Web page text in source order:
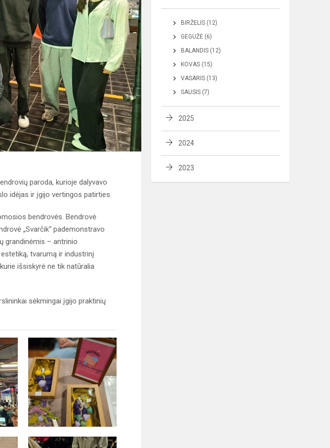
paroda, kurioje dalyvavo
idėjas ir įgijo vertingos patirties.
bendrovės. Bendrovė
„Svarčik“ pademonstravo
grandinėmis – antrinio
tvarumą ir industrinį
išsiskyrė ne tik natūralia
sėkmingai įgijo praktinių
BIRŽELIS (12)
GEGUŽĖ (6)
BALANDIS (12)
KOVAS (15)
VASARIS (13)
SAUSIS (7)
2025
2024
2023